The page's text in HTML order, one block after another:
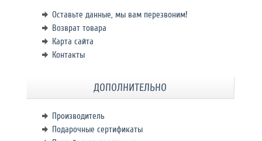
Оставьте данные, мы вам перезвоним!
Возврат товара
Карта сайта
Контакты
ДОПОЛНИТЕЛЬНО
Производитель
Подарочные сертификаты